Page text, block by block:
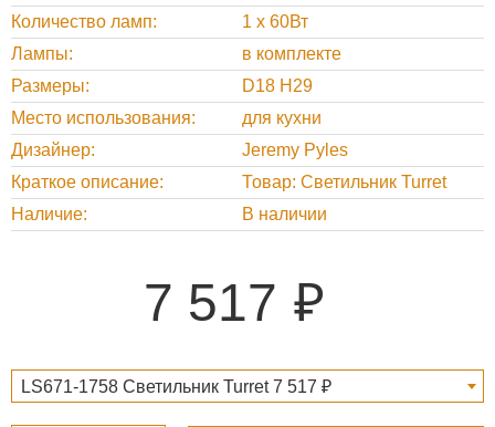
Количество ламп
1 x 60Вт
Лампы
в комплекте
Размеры
D18 H29
Место использования
для кухни
Дизайнер
Jeremy Pyles
Краткое описание
Товар: Светильник Turret
Наличие
В наличии
7 517
LS671-1758 Светильник Turret 7 517 ₽